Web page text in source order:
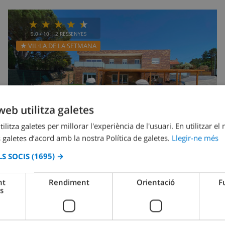
9.0/ 10 |2 RESSENYES
★ VIL·LA DE LA SETMANA
10 9km Privat wifi 5 5
Angel
Costa Brava
utilitza galetes
galetes per millorar l'experiència de l'usuari. En utilitzar el
d’acord amb la nostra Política de galetes. Llegir-ne més
SOCIS (1695) →
Rendiment Orientació